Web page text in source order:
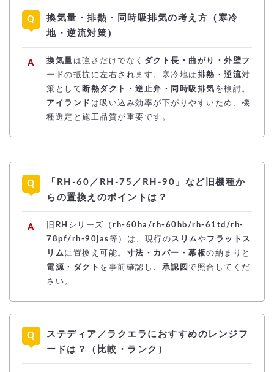
換気量・排熱・同時吸排気の考え方（寒冷
地・逆流対策）
換気量 は強さだけでなく
ダクト長・曲がり・外壁フ
ードの抵抗に左右されます。寒冷地は 排熱・逆流対
策として 断熱ダクト・逆止弁・同時吸排気 を検討。
アイランド は吸い込み効率が下がりやすいため、機
種選定と施工品質が重要です。
「RH-60／RH-75／RH-90」など旧機種か
らの置換えのポイントは？
旧 RH シリーズ（ rh-60ha/rh-60hb/rh-61td/rh-
78pf/rh-90jas等）は、現行のスリムやフラットス
リムに置換え可能。 寸法・カバー・幕板の納まりと
電源・ダクト を事前確認し、 承認図 で照合してくだ
さい。
ステディア／ラクエラにおすすめのレンジフ
ードは？（比較・ランク）